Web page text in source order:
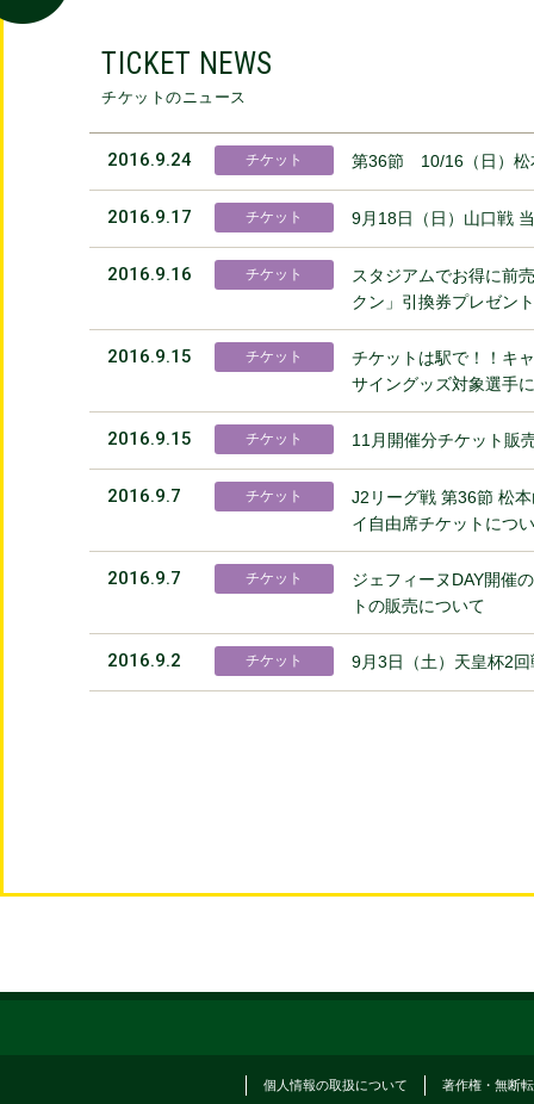
TICKET NEWS
チケットのニュース
2016.9.24 チケット 第36節 10/16（日）松
2016.9.17 チケット 9月18日（日）山口戦
2016.9.16 チケット
スタジアムでお得に前
クン」引換券プレゼント
2016.9.15 チケット
チケットは駅で！！キ
サイングッズ対象選手
2016.9.15 チケット 11月開催分チケット販
2016.9.7 チケット
J2リーグ戦 第36節 松
イ自由席チケットにつ
2016.9.7 チケット
ジェフィーヌDAY開催
トの販売について
2016.9.2 チケット 9月3日（土）天皇杯2
個人情報の取扱について 著作権・無断